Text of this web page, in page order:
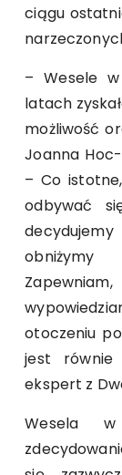
ciągu
– Wesele
latach
możliwość
Joanna
– Co
odbywać
obniżymy
otoczeniu
jest równie
ekspert z
Wesela